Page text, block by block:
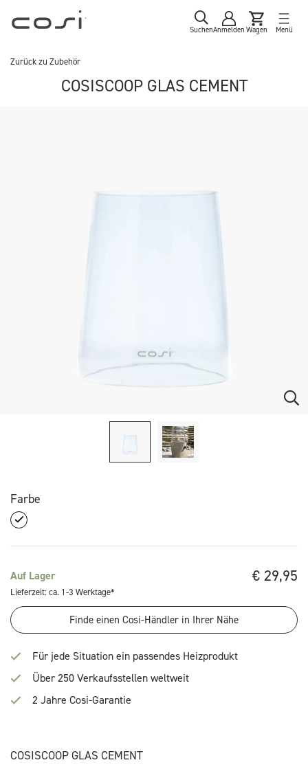
SuchenAnmelden Wagen Menü
Zurück zu Zubehör
COSISCOOP GLAS CEMENT
Farbe
€ 29,95
Auf Lager
Lieferzeit: ca. 1-3 Werktage*
Finde einen Cosi-Händler in Ihrer Nähe
Für jede Situation ein passendes Heizprodukt
Über 250 Verkaufsstellen weltweit
2 Jahre Cosi-Garantie
COSISCOOP GLAS CEMENT